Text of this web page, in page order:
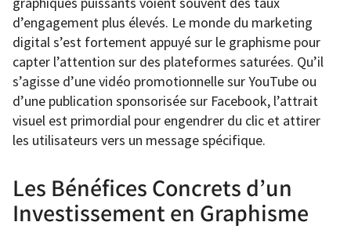
d’engagement plus élevés. Le monde du marketing
digital s’est fortement appuyé sur le graphisme pour
capter l’attention sur des plateformes saturées. Qu’il
s’agisse d’une vidéo promotionnelle sur YouTube ou
d’une publication sponsorisée sur Facebook, l’attrait
visuel est primordial pour engendrer du clic et attirer
les utilisateurs vers un message spécifique.
Les Bénéfices Concrets d’un
Investissement en Graphisme